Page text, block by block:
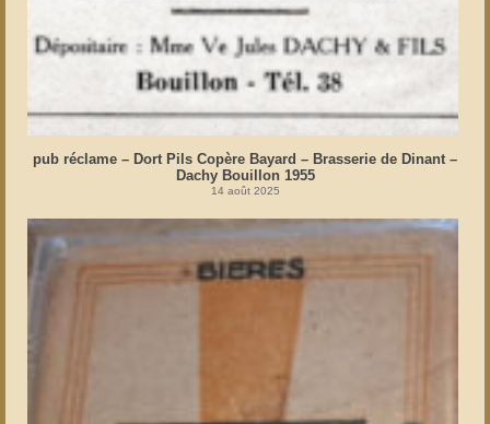
pub réclame – Dort Pils Copère Bayard – Brasserie de Dinant –
Dachy Bouillon 1955
14 août 2025